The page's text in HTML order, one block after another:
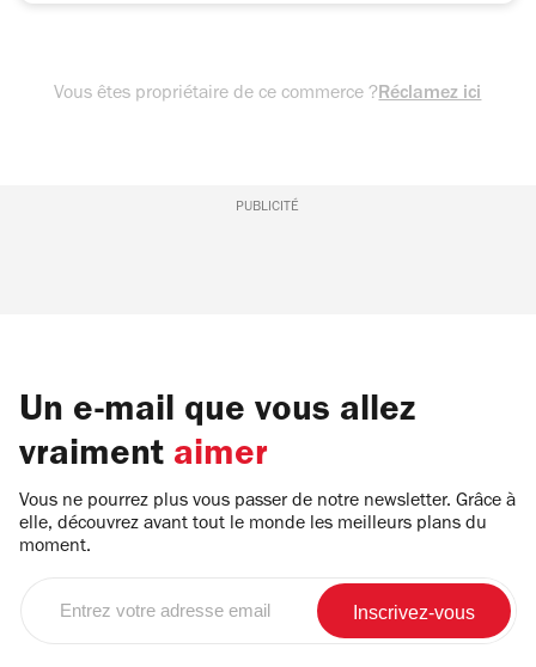
Vous êtes propriétaire de ce commerce ?Réclamez ici
PUBLICITÉ
Un e-mail que vous allez
vraiment aimer
Vous ne pourrez plus vous passer de notre newsletter. Grâce à
elle, découvrez avant tout le monde les meilleurs plans du
moment.